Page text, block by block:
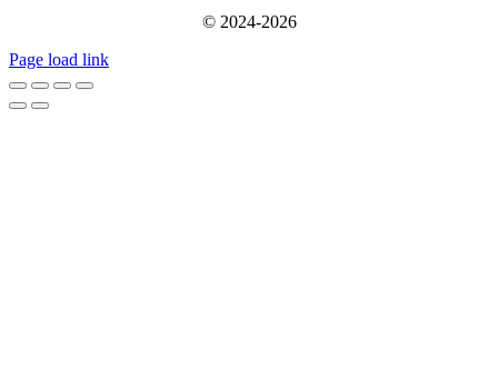
© 2024-2026
Page load link